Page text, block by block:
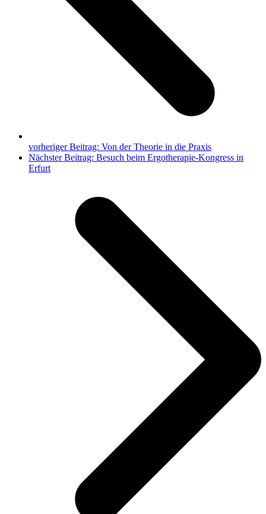
vorheriger Beitrag: Von der Theorie in die Praxis
Nächster Beitrag: Besuch beim Ergotherapie-Kongress in
Erfurt